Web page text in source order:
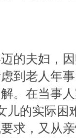
的夫妇，
到老人年
。在当事
儿的实际困
求，又从